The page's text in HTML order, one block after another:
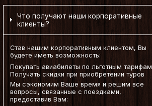
Что получают наши корпоративные
клиенты?
Став нашим корпоративным клиентом, Вы
будете иметь возможность:
Покупать авиабилеты по льготным тарифам
Получать скидки при приобретении туров
Мы сэкономим Ваше время и решим все
вопросы, связанные с поездками,
предоставив Вам: